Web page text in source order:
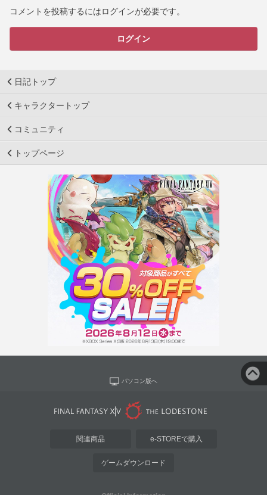
コメントを投稿するにはログインが必要です。
ログイン
日記トップ
キャラクタートップ
コミュニティ
トップページ
パソコン版へ
関連商品 e-STOREで購入
ゲームダウンロード